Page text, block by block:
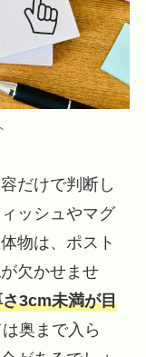
だけで判断し
ッシュやマグ
物は、ポスト
欠かせませ
3cm未満が目
奥まで入ら